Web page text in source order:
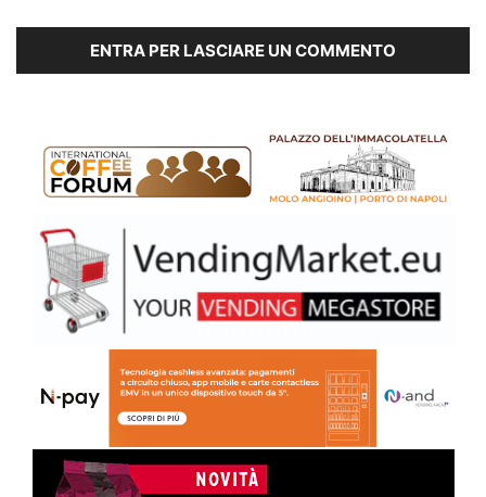
ENTRA PER LASCIARE UN COMMENTO